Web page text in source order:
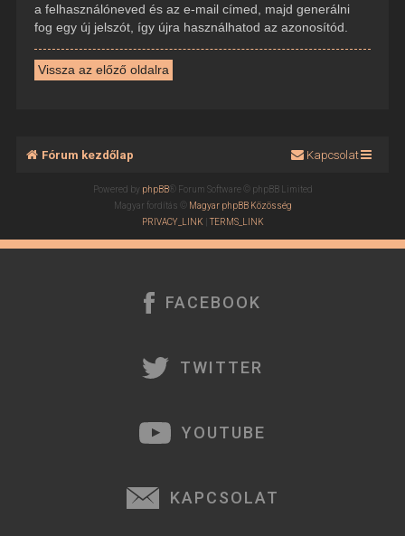
a felhasználóneved és az e-mail címed, majd generálni
fog egy új jelszót, így újra használhatod az azonosítód.
Vissza az előző oldalra
Fórum kezdőlap Kapcsolat
Powered by phpBB® Forum Software © phpBB Limited
Magyar fordítás © Magyar phpBB Közösség
PRIVACY_LINK |TERMS_LINK
FACEBOOK
TWITTER
YOUTUBE
KAPCSOLAT